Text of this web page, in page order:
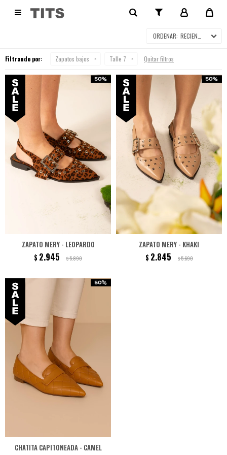
 ZAPATOS BAJOS EN SALE
RECIENTES
Filtrando por: Zapatos bajos Talle 7 Quitar filtros
ZAPATO MERY - LEOPARDO
$ 2.945 $5.890
ZAPATO MERY - KHAKI
$ 2.845 $5.690
CHATITA CAPITONEADA - CAMEL